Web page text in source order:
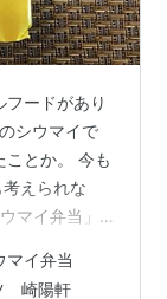
ードがあり
シウマイで
ことか。 今も
えられな
マイ弁当」
いう感じで
イ弁当
崎陽軒